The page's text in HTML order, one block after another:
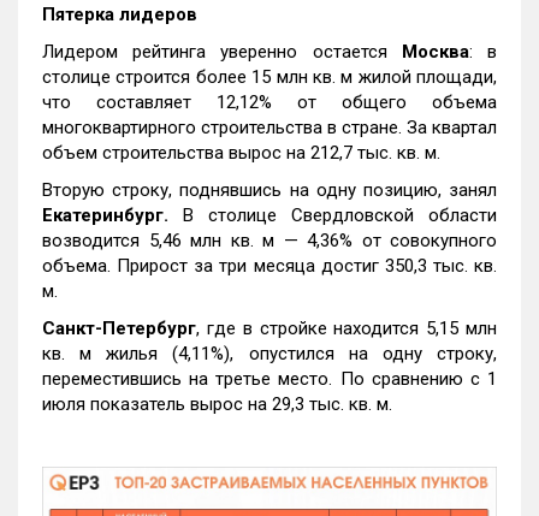
Пятерка лидеров
Лидером рейтинга уверенно остается Москва: в
столице строится более 15 млн кв. м жилой площади,
что составляет 12,12% от общего объема
многоквартирного строительства в стране. За квартал
объем строительства вырос на 212,7 тыс. кв. м.
Вторую строку, поднявшись на одну позицию, занял
Екатеринбург. В столице Свердловской области
возводится 5,46 млн кв. м — 4,36% от совокупного
объема. Прирост за три месяца достиг 350,3 тыс. кв.
м.
Санкт-Петербург, где в стройке находится 5,15 млн
кв. м жилья (4,11%), опустился на одну строку,
переместившись на третье место. По сравнению с 1
июля показатель вырос на 29,3 тыс. кв. м.